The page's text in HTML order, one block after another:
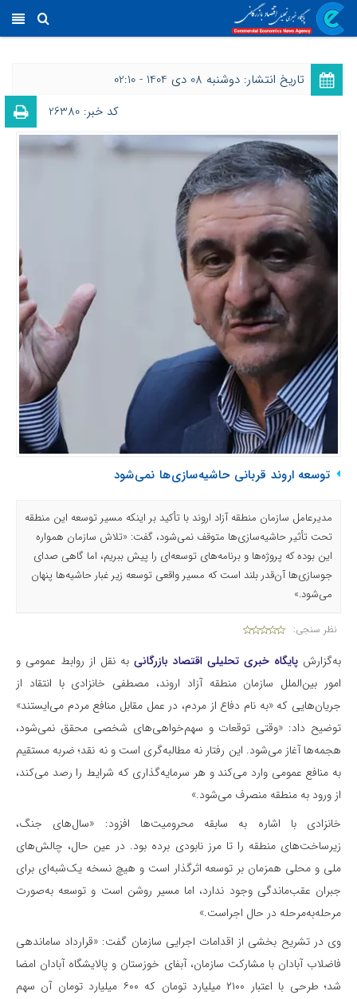
تاریخ انتشار: دوشنبه 08 دی 1404 - 02:10
کد خبر: 26380
توسعه اروند قربانی حاشیه‌سازی‌ها نمی‌شود
مدیرعامل سازمان منطقه آزاد اروند با تأکید بر اینکه مسیر توسعه این منطقه
تحت تأثیر حاشیه‌سازی‌ها متوقف نمی‌شود، گفت: «تلاش سازمان همواره
این بوده که پروژه‌ها و برنامه‌های توسعه‌ای را پیش ببریم، اما گاهی صدای
جوسازی‌ها آن‌قدر بلند است که مسیر واقعی توسعه زیر غبار حاشیه‌ها پنهان
می‌شود.»
نظر سنجی:
به‌گزارش پایگاه خبری تحلیلی اقتصاد بازرگانی به نقل از روابط عمومی و
امور بین‌الملل سازمان منطقه آزاد اروند، مصطفی خانزادی با انتقاد از
جریان‌هایی که «به نام دفاع از مردم، در عمل مقابل منافع مردم می‌ایستند»
توضیح داد: «وقتی توقعات و سهم‌خواهی‌های شخصی محقق نمی‌شود،
هجمه‌ها آغاز می‌شود. این رفتار نه مطالبه‌گری است و نه نقد؛ ضربه مستقیم
به منافع عمومی وارد می‌کند و هر سرمایه‌گذاری که شرایط را رصد می‌کند،
از ورود به منطقه منصرف می‌شود.»
خانزادی با اشاره به سابقه محرومیت‌ها افزود: «سال‌های جنگ،
زیرساخت‌های منطقه را تا مرز نابودی برده بود. در عین حال، چالش‌های
ملی و محلی همزمان بر توسعه اثرگذار است و هیچ نسخه یک‌شبه‌ای برای
جبران عقب‌ماندگی وجود ندارد، اما مسیر روشن است و توسعه به‌صورت
مرحله‌به‌مرحله در حال اجراست.»
وی در تشریح بخشی از اقدامات اجرایی سازمان گفت: «قرارداد ساماندهی
فاضلاب آبادان با مشارکت سازمان، آبفای خوزستان و پالایشگاه آبادان امضا
شد؛ طرحی با اعتبار ۲۱۰۰ میلیارد تومان که ۶۰۰ میلیارد تومان آن سهم